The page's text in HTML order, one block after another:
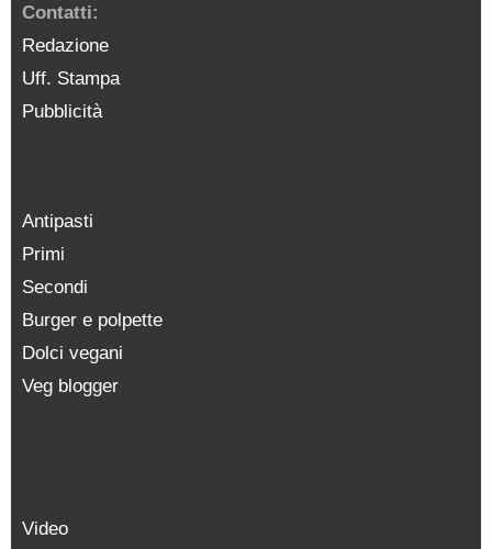
Contatti:
Redazione
Uff. Stampa
Pubblicità
Antipasti
Primi
Secondi
Burger e polpette
Dolci vegani
Veg blogger
Video